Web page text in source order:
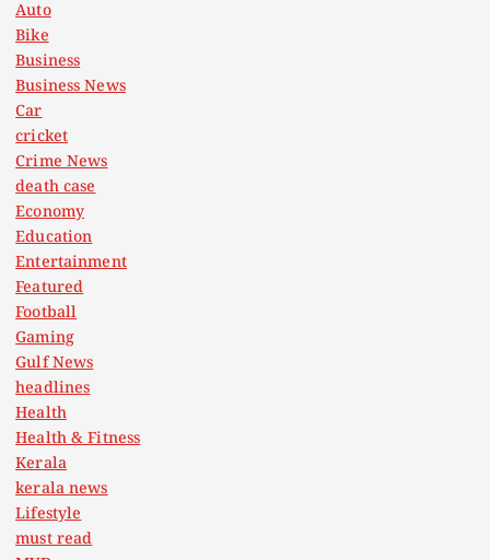
Auto
Bike
Business
Business News
Car
cricket
Crime News
death case
Economy
Education
Entertainment
Featured
Football
Gaming
Gulf News
headlines
Health
Health & Fitness
Kerala
kerala news
Lifestyle
must read